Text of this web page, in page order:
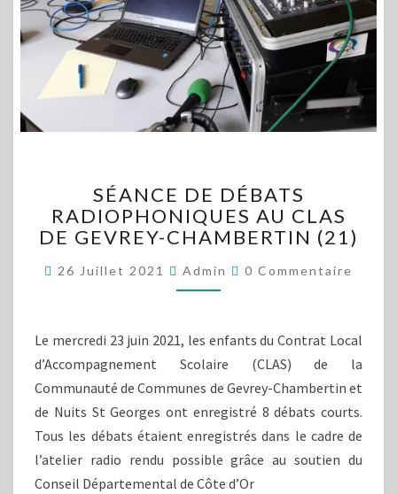
DE
DÉBATS
RADIOPHONIQUES
CLAS
DE
CHAMBERTIN
(21)
SÉANCE DE DÉBATS
RADIOPHONIQUES AU CLAS
DE GEVREY-CHAMBERTIN (21)
26 Juillet 2021 Admin Commentaires
0 Commentaire
Le mercredi 23 juin 2021, les enfants du Contrat Local
d’Accompagnement Scolaire (CLAS) de la
Communauté de Communes de Gevrey-Chambertin et
de Nuits St Georges ont enregistré 8 débats courts.
Tous les débats étaient enregistrés dans le cadre de
l’atelier radio rendu possible grâce au soutien du
Conseil Départemental de Côte d’Or